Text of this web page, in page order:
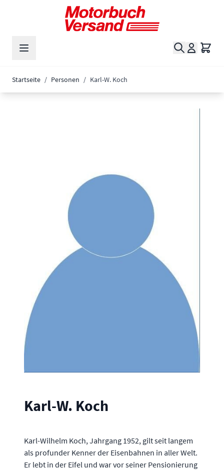
Zum Inhalt springen
Suche
Startseite / Personen / Karl-W. Koch
Karl-W. Koch
Karl-Wilhelm Koch, Jahrgang 1952, gilt seit langem
als profunder Kenner der Eisenbahnen in aller Welt.
Er lebt in der Eifel und war vor seiner Pensionierung